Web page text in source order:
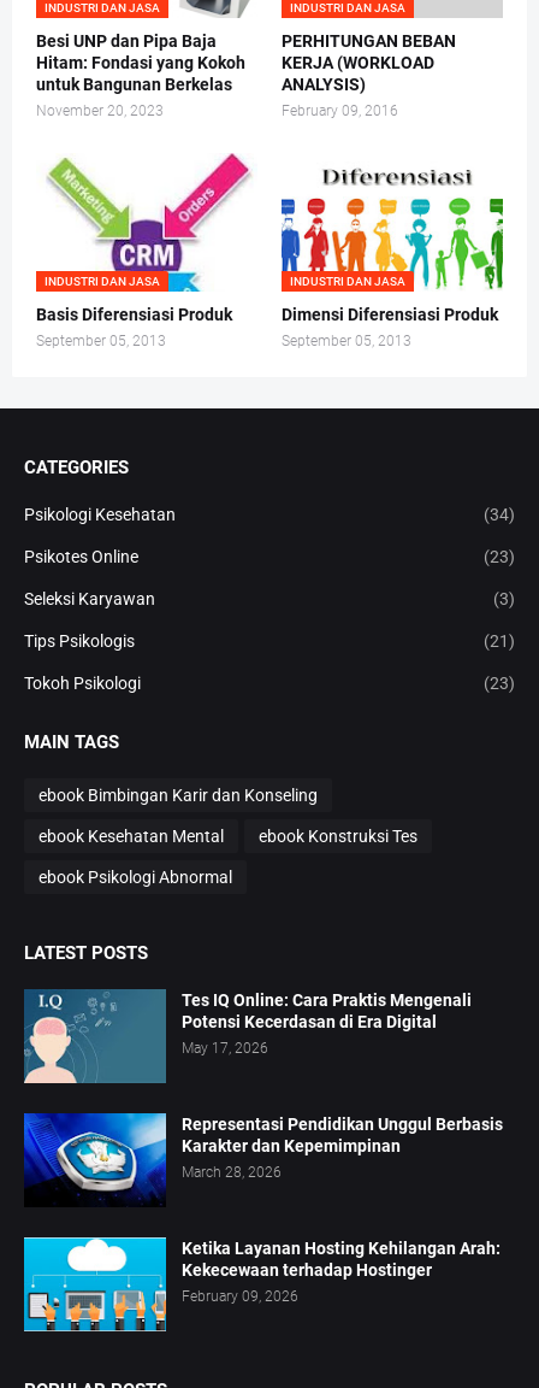
INDUSTRI DAN JASA
Besi UNP dan Pipa Baja
Hitam: Fondasi yang Kokoh
untuk Bangunan Berkelas
November 20, 2023
INDUSTRI DAN JASA
PERHITUNGAN BEBAN
KERJA (WORKLOAD
ANALYSIS)
February 09, 2016
INDUSTRI DAN JASA
Basis Diferensiasi Produk
September 05, 2013
INDUSTRI DAN JASA
Dimensi Diferensiasi Produk
September 05, 2013
CATEGORIES
Psikologi Kesehatan (34)
Psikotes Online (23)
Seleksi Karyawan (3)
Tips Psikologis (21)
Tokoh Psikologi (23)
MAIN TAGS
ebook Bimbingan Karir dan Konseling
ebook Kesehatan Mental ebook Konstruksi Tes
ebook Psikologi Abnormal
LATEST POSTS
Tes IQ Online: Cara Praktis Mengenali
Potensi Kecerdasan di Era Digital
May 17, 2026
Representasi Pendidikan Unggul Berbasis
Karakter dan Kepemimpinan
March 28, 2026
Ketika Layanan Hosting Kehilangan Arah:
Kekecewaan terhadap Hostinger
February 09, 2026